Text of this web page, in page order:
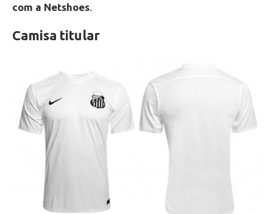
com a Netshoes.
Camisa titular